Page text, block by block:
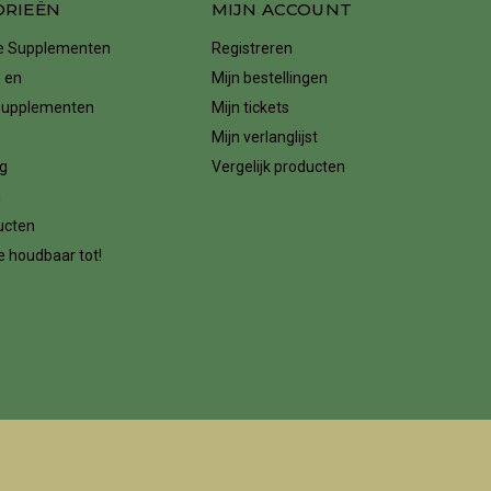
Supplementen
en
houdbaar tot!
MIJN ACCOUNT
Registreren
Mijn bestellingen
Mijn tickets
Mijn verlanglijst
Vergelijk producten